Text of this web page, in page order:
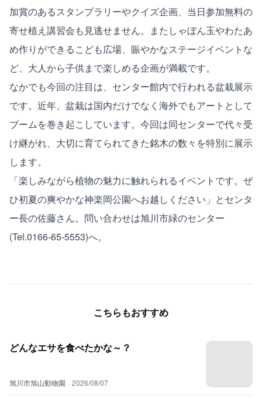
加賞のあるスタンプラリーやクイズ企画、当日参加無料の
寄せ植え講習会も見逃せません。またしゃぼん玉やわたあ
め作りができるこども広場、賑やかなステージイベントな
ど、大人から子供まで楽しめる企画が満載です。
なかでも今回の注目は、センター館内で行われる盆栽展示
です。近年、盆栽は国内だけでなく海外でもアートとして
ブームを巻き起こしています。今回は同センターで代々受
け継がれ、大切に育てられてきた銘木の数々を特別に展示
します。
「楽しみながら植物の魅力に触れられるイベントです。ぜ
ひ初夏の爽やかな神楽岡公園へお越しください」とセンタ
ー長の佐藤さん。問い合わせは旭川市緑のセンター
(Tel.0166-65-5553)へ。
こちらもおすすめ
どんなエサを食べたかな～？
旭川市旭山動物園 · 2026/08/07